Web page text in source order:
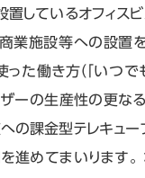
置しているオフィス
商業施設等への設置
た働き方（「いつで
ザーの生産性の更な
の課金型テレキュー
進めてまいります。